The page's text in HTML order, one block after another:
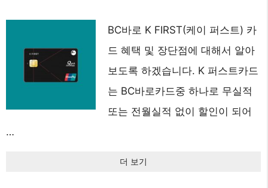
BC바로 K FIRST(케이 퍼스트) 카
드 혜택 및 장단점에 대해서 알아
보도록 하겠습니다. K 퍼스트카드
는 BC바로카드중 하나로 무실적
또는 전월실적 없이 할인이 되어
…
더 보기